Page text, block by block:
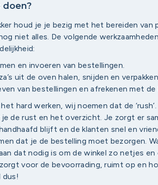
doen?
houd je je bezig met het bereiden van
niet alles. De volgende
en invoeren van bestellingen.
uit de oven halen, snijden en
van bestellingen en afrekenen met de
het hard werken, wij noemen dat de
je de rust en het overzicht. Je zorgt er
blijft en de klanten snel en
dat je de bestelling moet bezorgen.
dat nodig is om de winkel zo netjes
voor de bevoorrading, ruimt op en
dus!